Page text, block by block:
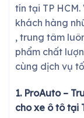
tín tại TP
khách hàng
, trung tâm
phẩm chất
cùng dịch vụ
1. ProAuto –
cho xe ô tô tại